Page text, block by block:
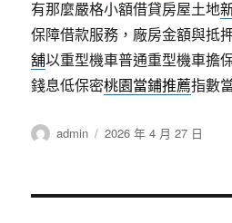
有那麼嚴格小額借貸房屋土地
保障借款服務，廠房金額與抵
舖以重型機車普通重型機車擔
錢息低保密桃園當鋪推薦指數
作
admin
發
2026 年 4 月 27 日